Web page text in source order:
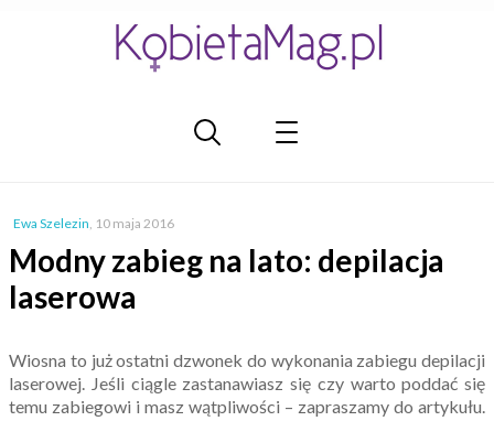
Ewa Szelezin, 10 maja 2016
Modny zabieg na lato: depilacja
laserowa
Wiosna to już ostatni dzwonek do wykonania zabiegu depilacji
laserowej. Jeśli ciągle zastanawiasz się czy warto poddać się
temu zabiegowi i masz wątpliwości – zapraszamy do artykułu.